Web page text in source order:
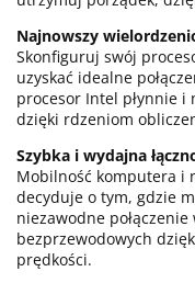
Najnowszy
Skonfiguruj swój
uzyskać idealne
procesor Intel płynnie i
dzięki rdzeniom
Szybka i wydajna
Mobilność komputera i
decyduje o tym, gdzie
niezawodne
bezprzewodowych
prędkości.